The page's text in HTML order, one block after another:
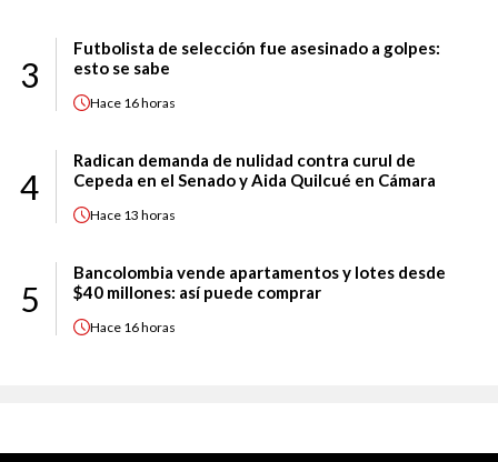
3
Futbolista de selección fue asesinado a golpes:
esto se sabe
Hace 16 horas
4
Radican demanda de nulidad contra curul de
Cepeda en el Senado y Aida Quilcué en Cámara
Hace 13 horas
5
Bancolombia vende apartamentos y lotes desde
$40 millones: así puede comprar
Hace 16 horas